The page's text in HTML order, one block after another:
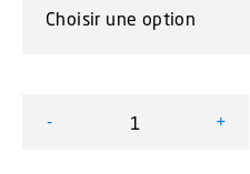
-
quantité de Gyrophare
+